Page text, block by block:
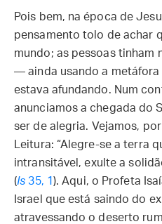
Pois bem, na época de
pensamento tolo de achar
mundo; as pessoas tinham
— ainda usando a
estava afundando. Num
anunciamos a chegada do
ser de alegria. Vejamos,
Leitura: “Alegre-se a terra
intransitável, exulte a
(Is 35, 1 ). Aqui, o Profeta
Israel que está saindo do
atravessando o deserto